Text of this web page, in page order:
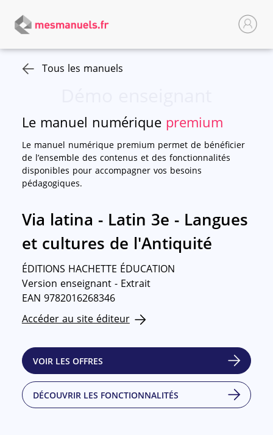
Tous les manuels
Le manuel numérique premium
Le manuel numérique premium permet de bénéficier
de l’ensemble des contenus et des fonctionnalités
disponibles pour accompagner vos besoins
pédagogiques.
Via latina - Latin 3e - Langues
et cultures de l'Antiquité
ÉDITIONS HACHETTE ÉDUCATION
Version enseignant - Extrait
EAN 9782016268346
Accéder au site éditeur
VOIR LES OFFRES
DÉCOUVRIR LES FONCTIONNALITÉS